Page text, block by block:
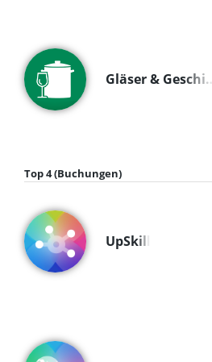
Gläser & Geschi…
Top 4 (Buchungen)
UpSkill